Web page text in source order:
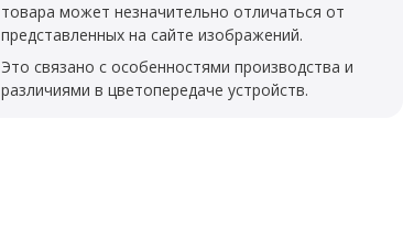
товара может незначительно отличаться от
представленных на сайте изображений.
Это связано с особенностями производства и
различиями в цветопередаче устройств.